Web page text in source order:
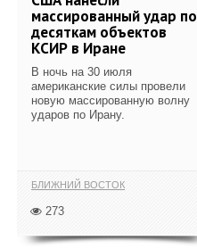
массированный удар по
десяткам объектов
КСИР в Иране
В ночь на 30 июля
американские силы провели
новую массированную волну
ударов по Ирану.
БЛИЖНИЙ ВОСТОК
273